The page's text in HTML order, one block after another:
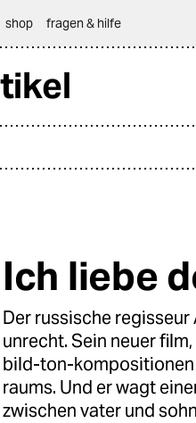
shop fragen & hilfe
Ich liebe
Der russische
unrecht. Sein neuer
bild-ton-kompositionen
raums. Und er wagt
zwischen vater und sohn